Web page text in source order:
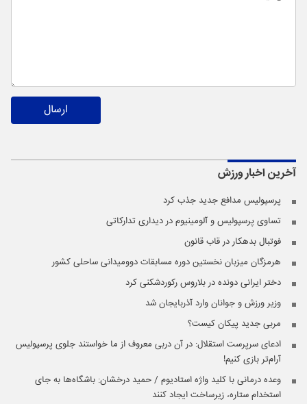
ارسال
آخرین اخبارورزش
پرسپولیس مدافع جدید جذب کرد
تساوی پرسپولیس و آلومینیوم در دیداری تدارکاتی
فوتبال بدهکار در قاب قانون
هرمزگان میزبان نخستین دوره مسابقات دوومیدانی ساحلی کشور
دختر ایرانی دونده در بلاروس رکوردشکنی کرد
وزیر ورزش و جوانان وارد آذربایجان شد
مربی جدید پیکان کیست؟
ادعای سرپرست استقلال: در آن دربی معروف از ما خواستند جلوی پرسپولیس
آرام‌تر بازی کنیم!
وعده ‌درمانی با کلید واژه استادیوم / حمید درخشان: باشگاه‌ها به جای
استخدام ستاره، زیرساخت ایجاد کنند